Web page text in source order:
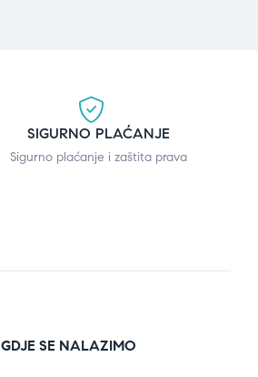
SIGURNO PLAĆANJE
Sigurno plaćanje i zaštita prava
GDJE SE NALAZIMO